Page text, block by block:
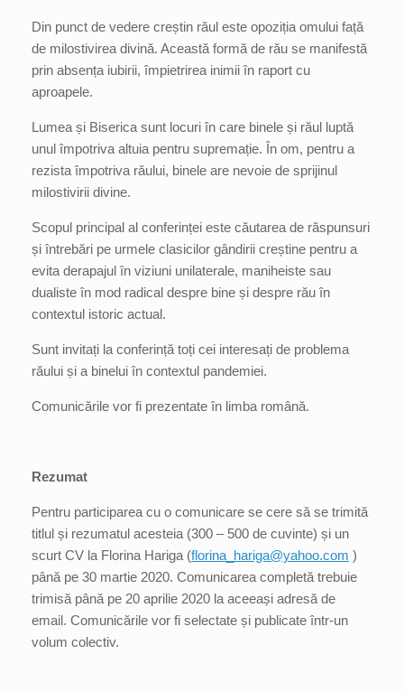
Din punct de vedere creștin răul este opoziția omului față
de milostivirea divină. Această formă de rău se manifestă
prin absența iubirii, împietrirea inimii în raport cu
aproapele.
Lumea și Biserica sunt locuri în care binele și răul luptă
unul împotriva altuia pentru supremație. În om, pentru a
rezista împotriva răului, binele are nevoie de sprijinul
milostivirii divine.
Scopul principal al conferinței este căutarea de răspunsuri
și întrebări pe urmele clasicilor gândirii creștine pentru a
evita derapajul în viziuni unilaterale, maniheiste sau
dualiste în mod radical despre bine și despre rău în
contextul istoric actual.
Sunt invitați la conferință toți cei interesați de problema
răului și a binelui în contextul pandemiei.
Comunicările vor fi prezentate în limba română.
Rezumat
Pentru participarea cu o comunicare se cere să se trimită
titlul și rezumatul acesteia (300 – 500 de cuvinte) și un
scurt CV la Florina Hariga (florina_hariga@yahoo.com )
până pe 30 martie 2020. Comunicarea completă trebuie
trimisă până pe 20 aprilie 2020 la aceeași adresă de
email. Comunicările vor fi selectate și publicate într-un
volum colectiv.